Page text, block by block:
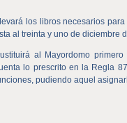
los libros necesarios
al treinta y uno de diciembre
al Mayordomo
lo prescrito en la Regla
pudiendo aquel